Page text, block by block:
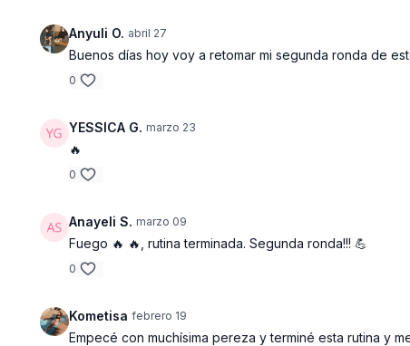
Anyuli O. abril 27
Buenos días hoy voy a retomar mi segunda ronda de
0
YESSICA G. marzo 23
🔥
0
Anayeli S. marzo 09
Fuego 🔥 🔥, rutina terminada. Segunda ronda!!! 💪
0
Kometisa febrero 19
Empecé con muchísima pereza y terminé esta rutina y